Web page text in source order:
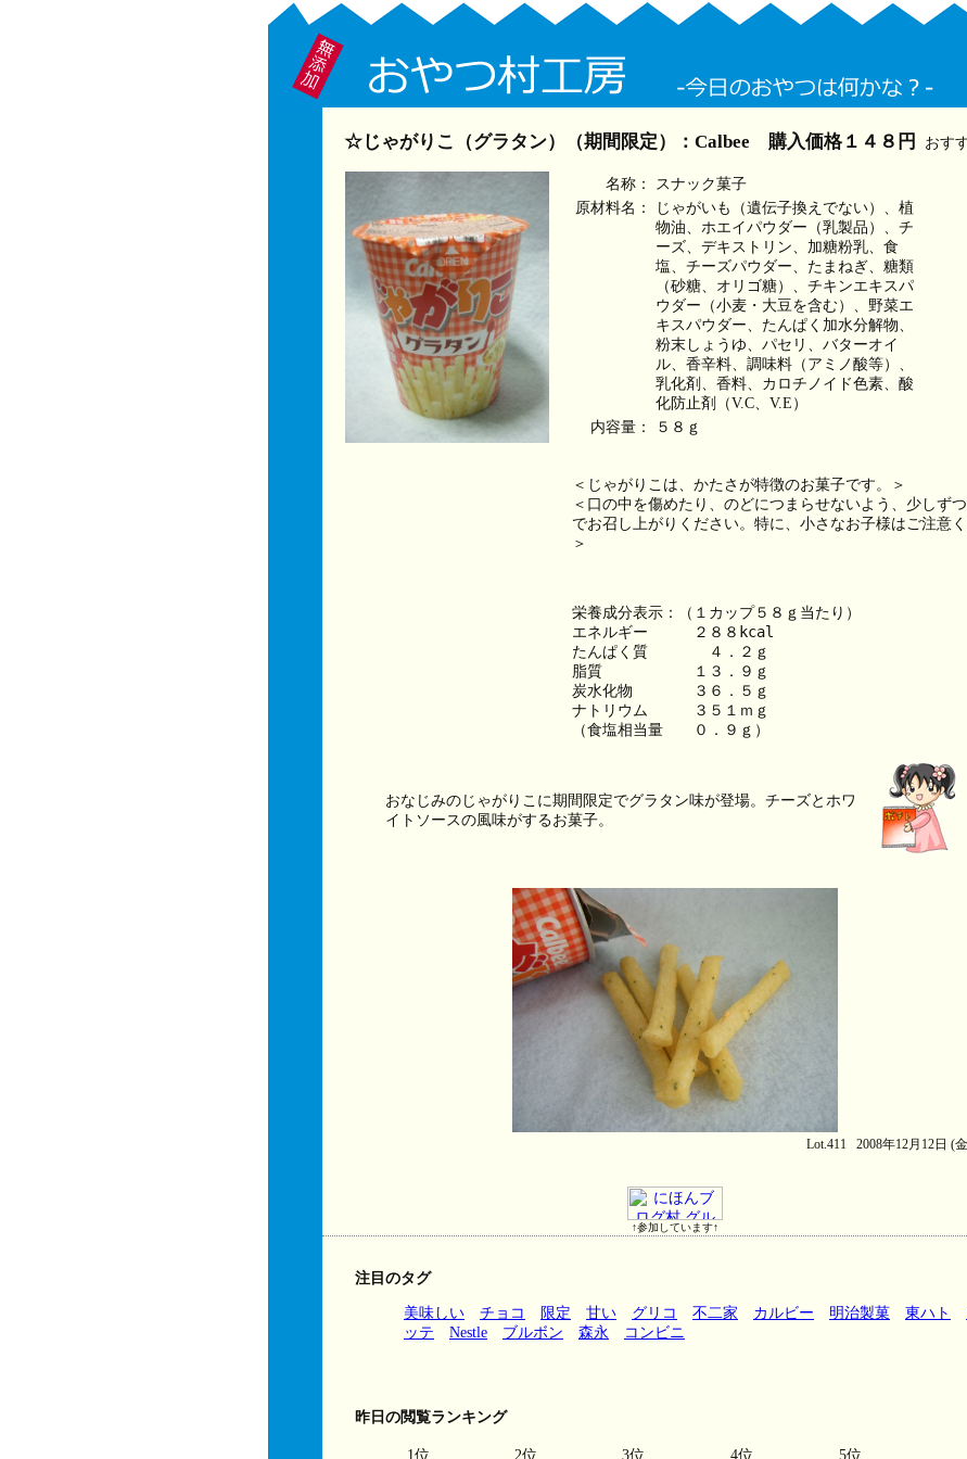
☆じゃがりこ（グラタン）（期間限定）：Calbee 購入価格１４８円 おす
名称：
スナック菓子
原材料名：
じゃがいも（遺伝子換えでない）、植
物油、ホエイパウダー（乳製品）、チ
ーズ、デキストリン、加糖粉乳、食
塩、チーズパウダー、たまねぎ、糖類
（砂糖、オリゴ糖）、チキンエキスパ
ウダー（小麦・大豆を含む）、野菜エ
キスパウダー、たんぱく加水分解物、
粉末しょうゆ、パセリ、バターオイ
ル、香辛料、調味料（アミノ酸等）、
乳化剤、香料、カロチノイド色素、酸
化防止剤（V.C、V.E）
内容量：
５８ｇ
＜じゃがりこは、かたさが特徴のお菓子です。＞
＜口の中を傷めたり、のどにつまらせないよう、少しず
でお召し上がりください。特に、小さなお子様はご注意く
＞
栄養成分表示：（１カップ５８ｇ当たり）
エネルギー　　　２８８kcal
たんぱく質　　　　４．２ｇ
脂質　　　　　　１３．９ｇ
炭水化物　　　　３６．５ｇ
ナトリウム　　　３５１ｍｇ
（食塩相当量　　０．９ｇ）
おなじみのじゃがりこに期間限定でグラタン味が登場。チーズとホワ
イトソースの風味がするお菓子。
Lot.411 2008年12月12日 (
↑参加しています↑
注目のタグ
美味しい チョコ 限定 甘い グリコ 不二家 カルビー 明治製菓 東ハト
ッテ
Nestle ブルボン 森永 コンビニ
昨日の閲覧ランキング
1位 2位 3位 4位 5位